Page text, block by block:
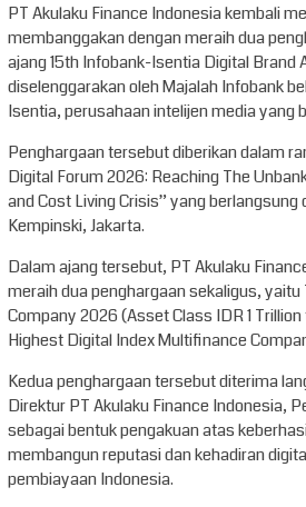
PT Akulaku Finance Indonesia kembali
membanggakan dengan meraih dua
ajang 15th Infobank-Isentia Digital Brand
diselenggarakan oleh Majalah Infobank
Isentia, perusahaan intelijen media yang
Penghargaan tersebut diberikan dalam
Digital Forum 2026: Reaching The
and Cost Living Crisis” yang berlangsung
Kempinski, Jakarta.
Dalam ajang tersebut, PT Akulaku
meraih dua penghargaan sekaligus,
Company 2026 (Asset Class IDR 1
Highest Digital Index Multifinance
Kedua penghargaan tersebut diterima
Direktur PT Akulaku Finance Indonesia,
sebagai bentuk pengakuan atas
membangun reputasi dan kehadiran
pembiayaan Indonesia.